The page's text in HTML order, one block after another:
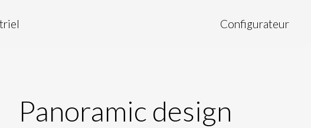
Configurateur
Panoramic design